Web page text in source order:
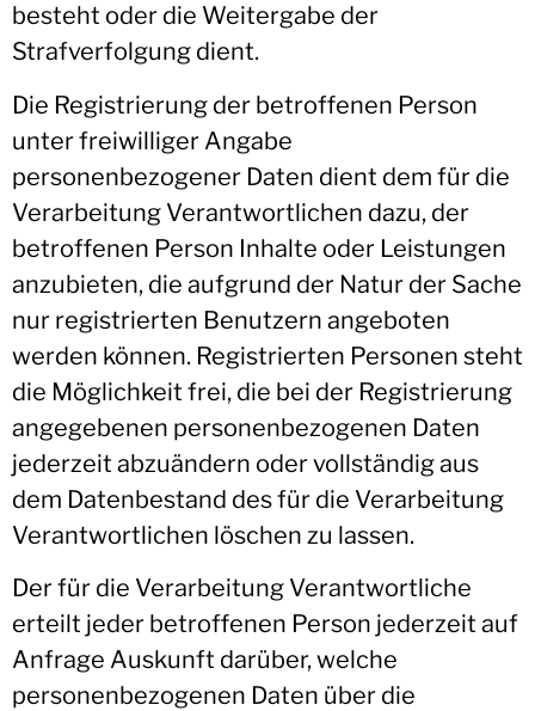
besteht oder die Weitergabe der
Strafverfolgung dient.
Die Registrierung der betroffenen Person
unter freiwilliger Angabe
personenbezogener Daten dient dem für die
Verarbeitung Verantwortlichen dazu, der
betroffenen Person Inhalte oder Leistungen
anzubieten, die aufgrund der Natur der Sache
nur registrierten Benutzern angeboten
werden können. Registrierten Personen steht
die Möglichkeit frei, die bei der Registrierung
angegebenen personenbezogenen Daten
jederzeit abzuändern oder vollständig aus
dem Datenbestand des für die Verarbeitung
Verantwortlichen löschen zu lassen.
Der für die Verarbeitung Verantwortliche
erteilt jeder betroffenen Person jederzeit auf
Anfrage Auskunft darüber, welche
personenbezogenen Daten über die